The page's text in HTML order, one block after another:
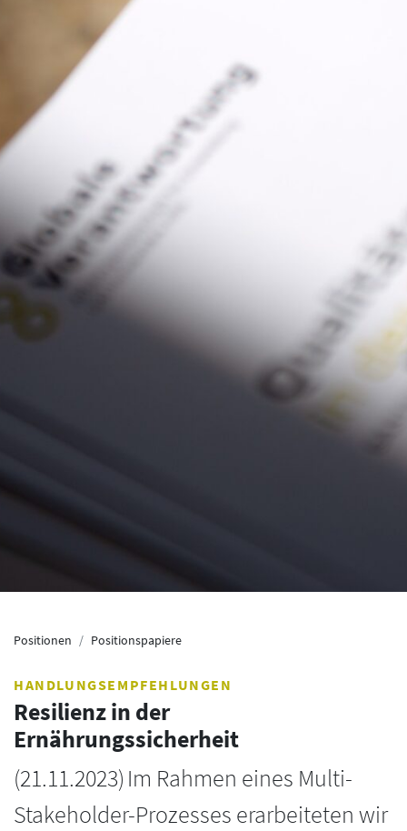
Positionen Positionspapiere
HANDLUNGSEMPFEHLUNGEN
Resilienz in der
Ernährungssicherheit
(21.11.2023) Im Rahmen eines Multi-
Stakeholder-Prozesses erarbeiteten wir